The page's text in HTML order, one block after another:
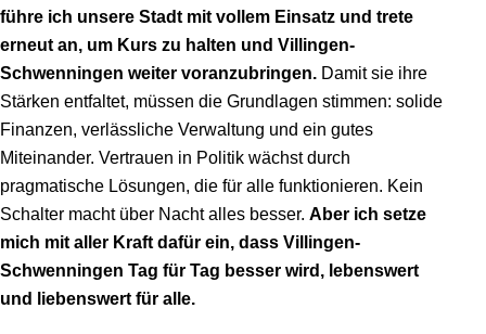
führe ich unsere Stadt mit vollem Einsatz und trete
erneut an, um Kurs zu halten und Villingen-
Schwenningen weiter voranzubringen. Damit sie ihre
Stärken entfaltet, müssen die Grundlagen stimmen: solide
Finanzen, verlässliche Verwaltung und ein gutes
Miteinander. Vertrauen in Politik wächst durch
pragmatische Lösungen, die für alle funktionieren. Kein
Schalter macht über Nacht alles besser. Aber ich setze
mich mit aller Kraft dafür ein, dass Villingen-
Schwenningen Tag für Tag besser wird, lebenswert
und liebenswert für alle.